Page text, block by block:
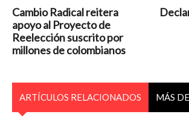
Cambio Radical reitera
apoyo al Proyecto de
Reelección suscrito por
millones de colombianos
ARTÍCULOS RELACIONADOS MÁS